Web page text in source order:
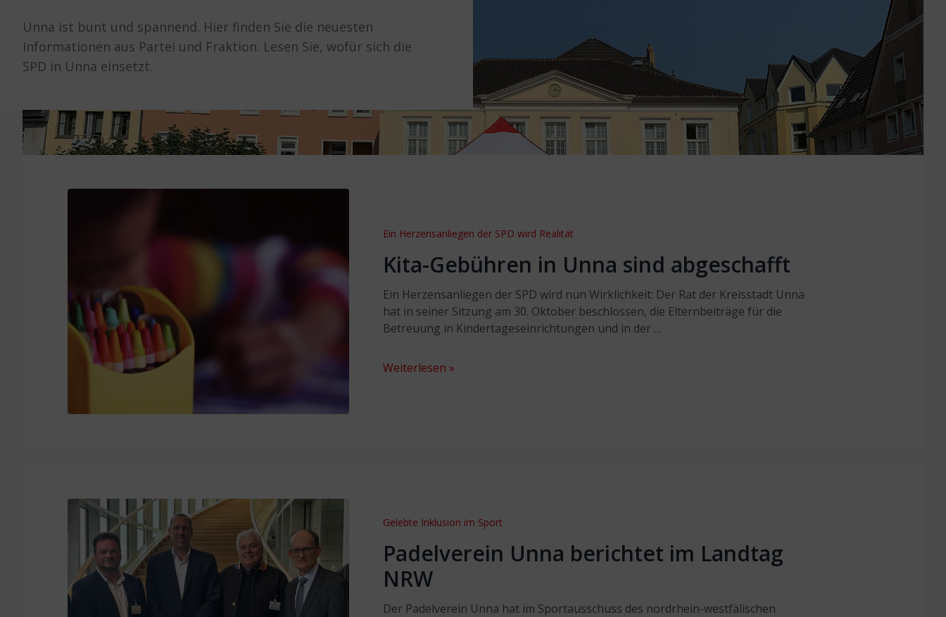
Unna ist bunt und spannend. Hier finden Sie die neuesten
Informationen aus Partei und Fraktion. Lesen Sie, wofür sich die
SPD in Unna einsetzt.
Ein Herzensanliegen der SPD wird Realität
Kita-Gebühren in Unna sind abgeschafft
Ein Herzensanliegen der SPD wird nun Wirklichkeit: Der Rat der Kreisstadt Unna
hat in seiner Sitzung am 30. Oktober beschlossen, die Elternbeiträge für die
Betreuung in Kindertageseinrichtungen und in der …
Weiterlesen »
Gelebte Inklusion im Sport
Padelverein Unna berichtet im Landtag
NRW
Der Padelverein Unna hat im Sportausschuss des nordrhein-westfälischen